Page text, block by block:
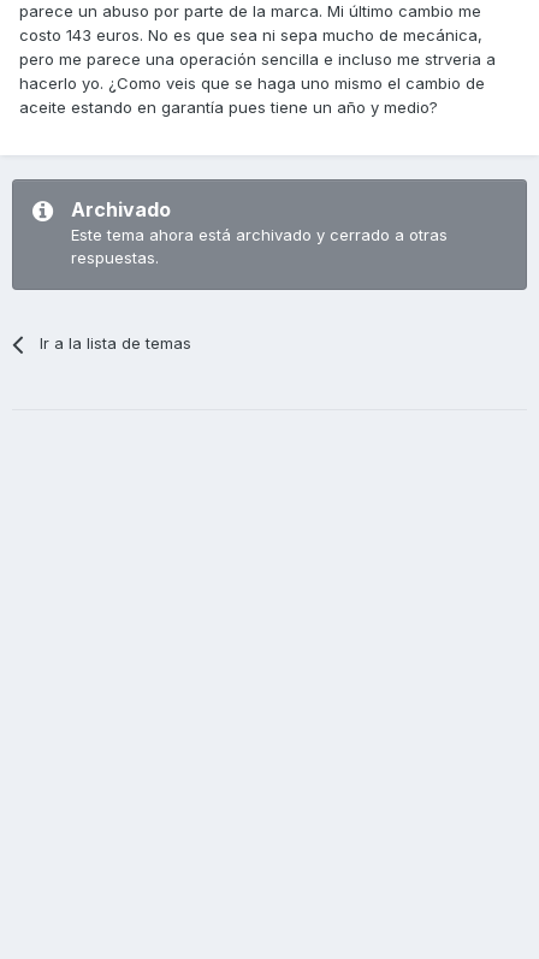
parece un abuso por parte de la marca. Mi último cambio me
costo 143 euros. No es que sea ni sepa mucho de mecánica,
pero me parece una operación sencilla e incluso me strveria a
hacerlo yo. ¿Como veis que se haga uno mismo el cambio de
aceite estando en garantía pues tiene un año y medio?
Archivado
Este tema ahora está archivado y cerrado a otras
respuestas.
Ir a la lista de temas